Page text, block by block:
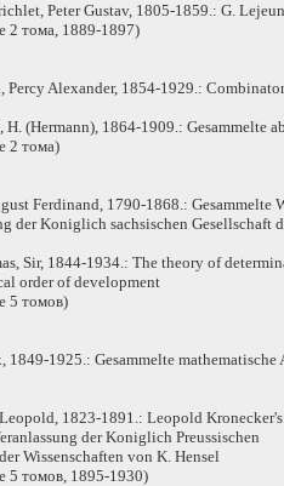
Peter Gustav, 1805-1859.: G.
2 тома, 1889-1897)
Percy Alexander, 1854-1929.:
(Hermann), 1864-1909.: Gesammelte
2 тома)
Ferdinand, 1790-1868.: Gesammelte
der Koniglich sachsischen Gesellschaft
Sir, 1844-1934.: The theory of
of development
5 томов)
1849-1925.: Gesammelte mathematische
1823-1891.: Leopold Kronecker's
der Koniglich Preussischen
Wissenschaften von K. Hensel
5 томов, 1895-1930)